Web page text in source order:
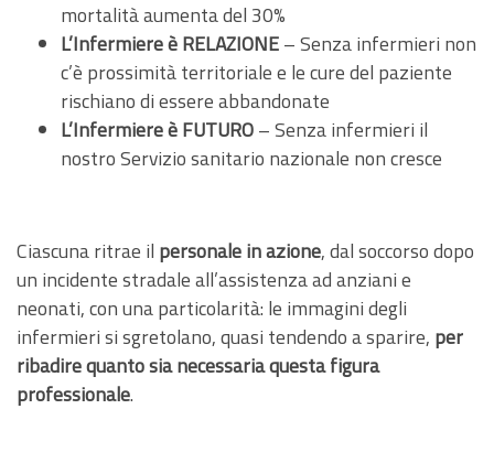
mortalità aumenta del 30%
L’Infermiere è RELAZIONE– Senza infermieri non
c’è prossimità territoriale e le cure del paziente
rischiano di essere abbandonate
L’Infermiere è FUTURO– Senza infermieri il
nostro Servizio sanitario nazionale non cresce
Ciascuna ritrae il personale in azione, dal soccorso dopo
un incidente stradale all’assistenza ad anziani e
neonati, con una particolarità: le immagini degli
infermieri si sgretolano, quasi tendendo a sparire, per
ribadire quanto sia necessaria questa figura
professionale.